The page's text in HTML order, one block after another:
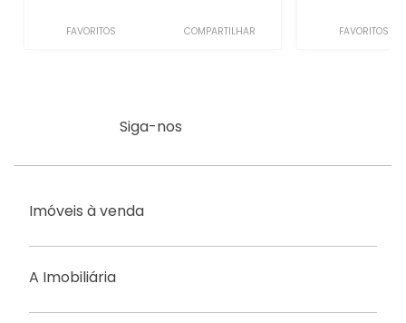
FAVORITOS COMPARTILHAR FAVORITOS
Siga-nos
Imóveis à venda
A Imobiliária